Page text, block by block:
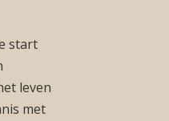
start
leven
met